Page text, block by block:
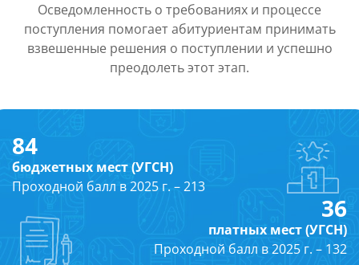
Осведомленность о требованиях и процессе
поступления помогает абитуриентам принимать
взвешенные решения о поступлении и успешно
преодолеть этот этап.
84
бюджетных мест (УГСН)
Проходной балл в 2025 г. – 213
36
платных мест (УГСН)
Проходной балл в 2025 г. – 132